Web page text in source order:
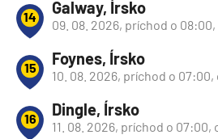
14 Galway, Írsko
09. 08. 2026, príchod o
15 Foynes, Írsko
10. 08. 2026, príchod o
16 Dingle, Írsko
11. 08. 2026, príchod o 07:00,